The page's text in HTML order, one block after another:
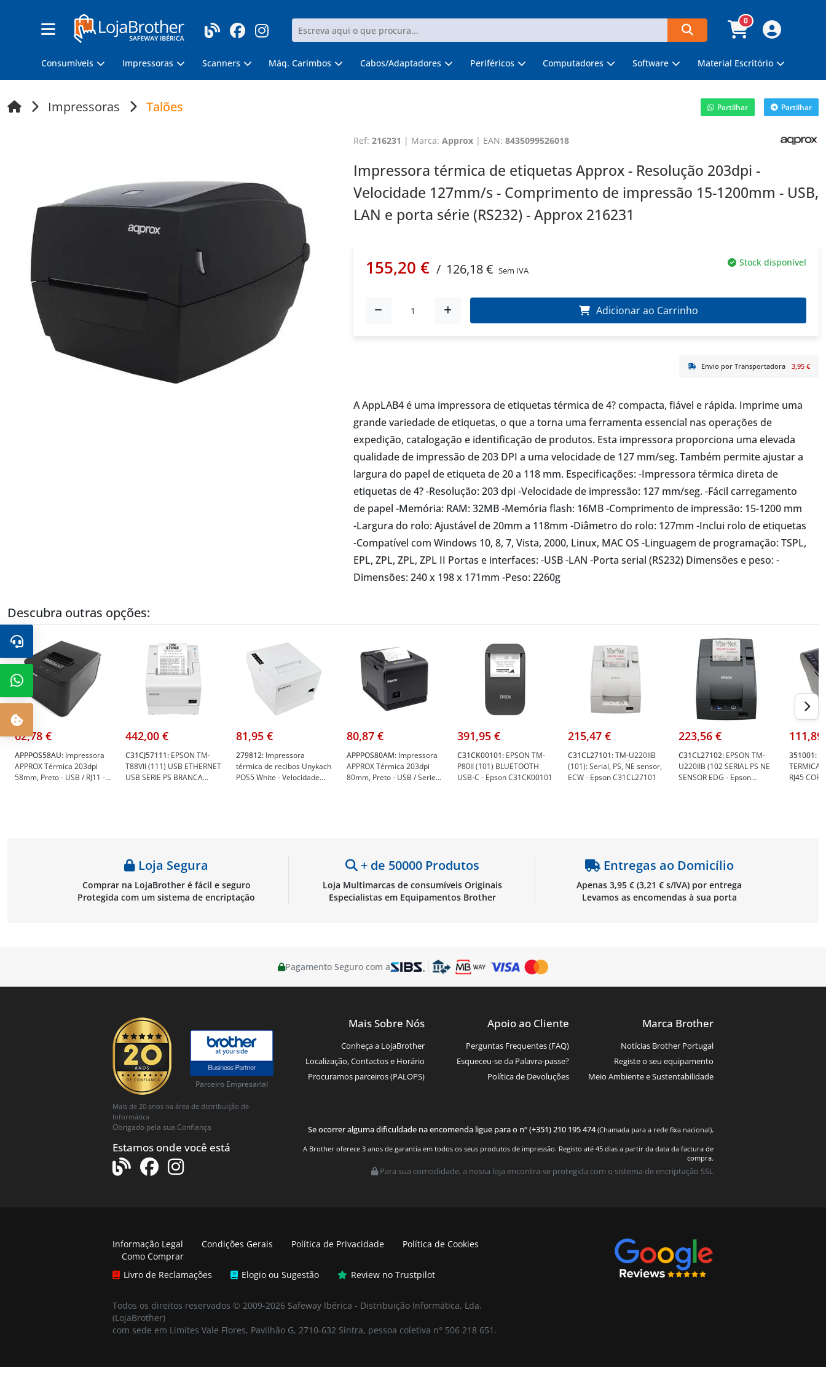
0
Consumíveis Impressoras Scanners Máq. Carimbos Cabos/Adaptadores Periféricos Computadores Software Material Escritório
Impressoras Talões Partilhar Partilhar
Ref: 216231 | Marca: Approx| EAN: 8435099526018
Impressora térmica de etiquetas Approx - Resolução 203dpi -
Velocidade 127mm/s - Comprimento de impressão 15-1200mm - USB,
LAN e porta série (RS232) - Approx 216231
155,20 € / 126,18 € Sem IVA
Stock disponível
Adicionar ao Carrinho
Envio por Transportadora 3,95 €
A AppLAB4 é uma impressora de etiquetas térmica de 4? compacta, fiável e rápida. Imprime uma
grande variedade de etiquetas, o que a torna uma ferramenta essencial nas operações de
expedição, catalogação e identificação de produtos. Esta impressora proporciona uma elevada
qualidade de impressão de 203 DPI a uma velocidade de 127 mm/seg. Também permite ajustar a
largura do papel de etiqueta de 20 a 118 mm. Especificações: -Impressora térmica direta de
etiquetas de 4? -Resolução: 203 dpi -Velocidade de impressão: 127 mm/seg. -Fácil carregamento
de papel -Memória: RAM: 32MB -Memória flash: 16MB -Comprimento de impressão: 15-1200 mm
-Largura do rolo: Ajustável de 20mm a 118mm -Diâmetro do rolo: 127mm -Inclui rolo de etiquetas
-Compatível com Windows 10, 8, 7, Vista, 2000, Linux, MAC OS -Linguagem de programação: TSPL,
EPL, ZPL, ZPL, ZPL II Portas e interfaces: -USB -LAN -Porta serial (RS232) Dimensões e peso: -
Dimensões: 240 x 198 x 171mm -Peso: 2260g
Descubra outras opções:
62,78 €
APPPOS58AU: Impressora
APPROX Térmica 203dpi
58mm, Preto - USB / RJ11 -
442,00 €
C31CJ57111: EPSON TM-
T88VII (111) USB ETHERNET
USB SERIE PS BRANCA
81,95 €
279812: Impressora
térmica de recibos Unykach
POS5 White - Velocidade
80,87 €
APPPOS80AM: Impressora
APPROX Térmica 203dpi
80mm, Preto - USB / Serie /
391,95 €
C31CK00101: EPSON TM-
P80II (101) BLUETOOTH
USB-C - Epson C31CK00101
215,47 €
C31CL27101:TM-U220IIB
(101): Serial, PS, NE sensor,
ECW - Epson C31CL27101
223,56 €
C31CL27102: EPSON TM-
U220IIB (102 SERIAL PS NE
SENSOR EDG - Epson
111,89
351001:
TERMICA
RJ45
Loja Segura
Comprar na LojaBrother é fácil e seguro
Protegida com um sistema de encriptação
+ de 50000 Produtos
Loja Multimarcas de consumíveis Originais
Especialistas em Equipamentos Brother
Entregas ao Domicílio
Apenas 3,95 € (3,21 € s/IVA) por entrega
Levamos as encomendas à sua porta
Pagamento Seguro com a
Parceiro Empresarial
Mais de 20 anos na área de distribuíção de
Informática
Obrigado pela sua Confiança
Estamos onde você está
Mais Sobre Nós
Conheça a LojaBrother
Localização, Contactos e Horário
Procuramos parceiros (PALOPS)
Apoio ao Cliente
Perguntas Frequentes (FAQ)
Esqueceu-se da Palavra-passe?
Política de Devoluções
Marca Brother
Notícias Brother Portugal
Registe o seu equipamento
Meio Ambiente e Sustentabilidade
Se ocorrer alguma dificuldade na encomenda ligue para o nº (+351) 210 195 474(Chamada para a rede fixa nacional).
A Brother oferece 3 anos de garantia em todos os seus produtos de impressão. Registo até 45 dias a partir da data da factura de
compra.
Para sua comodidade, a nossa loja encontra-se protegida com o sistema de encriptação SSL
Informação Legal Condições Gerais Política de Privacidade
Política de Cookies
Como Comprar
Livro de Reclamações
Elogio ou Sugestão Review no Trustpilot
Todos os direitos reservados © 2009-2026 Safeway Ibérica - Distribuição Informática, Lda.
(LojaBrother)
com sede em Limites Vale Flores, Pavilhão G, 2710-632 Sintra, pessoa coletiva n° 506 218 651.